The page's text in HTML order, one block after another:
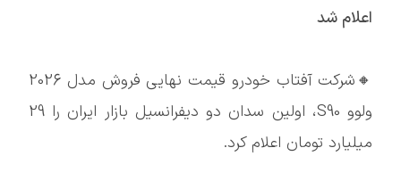
اعلام شد
🔸شرکت آفتاب خودرو قیمت نهایی فروش مدل 2026
ولوو S90، اولین سدان دو دیفرانسیل بازار ایران را 29
میلیارد تومان اعلام کرد.